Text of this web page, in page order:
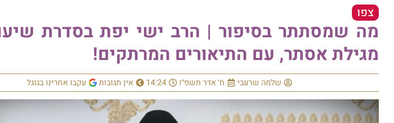
צפו
מה שמסתתר בסיפור | הרב ישי יפת בסדרת
מגילת אסתר, עם התיאורים המרתקים!
שלמה שרעבי ח׳ אדר תשפ״ו 14:24 אין תגובות עקבו אחרינו בגוגל